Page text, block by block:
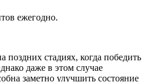
ежегодно.
поздних стадиях, когда победить
даже в этом случае
заметно улучшить состояние